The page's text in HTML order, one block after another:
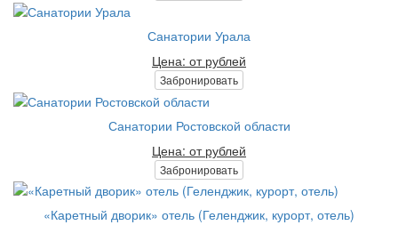
Санатории Урала
Цена: от рублей
Забронировать
Санатории Ростовской области
Цена: от рублей
Забронировать
«Каретный дворик» отель (Геленджик, курорт, отель)